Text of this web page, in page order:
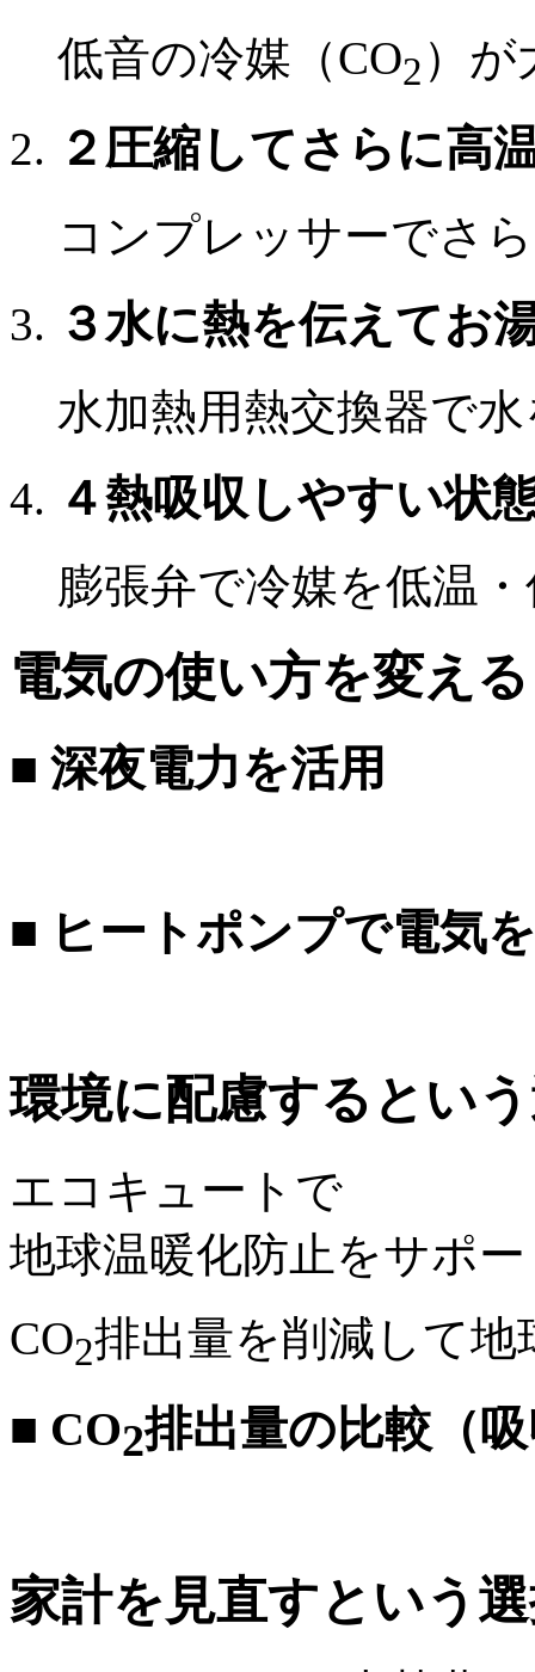
低音の冷媒（CO2 ）が
２ 圧縮してさらに高
コンプレッサーでさ
３水に熱を伝えてお
水加熱用熱交換器で
４熱吸収しやすい状
膨張弁で冷媒を低温
電気の使い方を変え
■ 深夜電力を活用
■ ヒートポンプで電気
環境に配慮するとい
エコキュートで
地球温暖化防止をサポ
CO2排出量を削減して地
■ CO2排出量の比較（
家計を見直すという